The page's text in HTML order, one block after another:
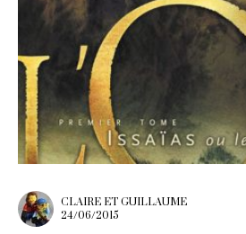
CLAIRE ET GUILLAUME
24/06/2015